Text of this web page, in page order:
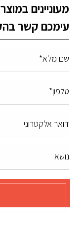
מעוניינים
עימכם קשר
שם מלא*
טלפון*
דואר אלקטרוני
נושא